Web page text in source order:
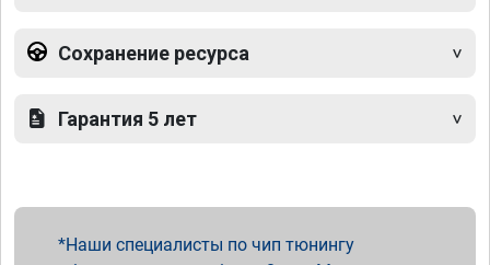
Сохранение ресурса
Гарантия 5 лет
Наши специалисты по чип тюнингу